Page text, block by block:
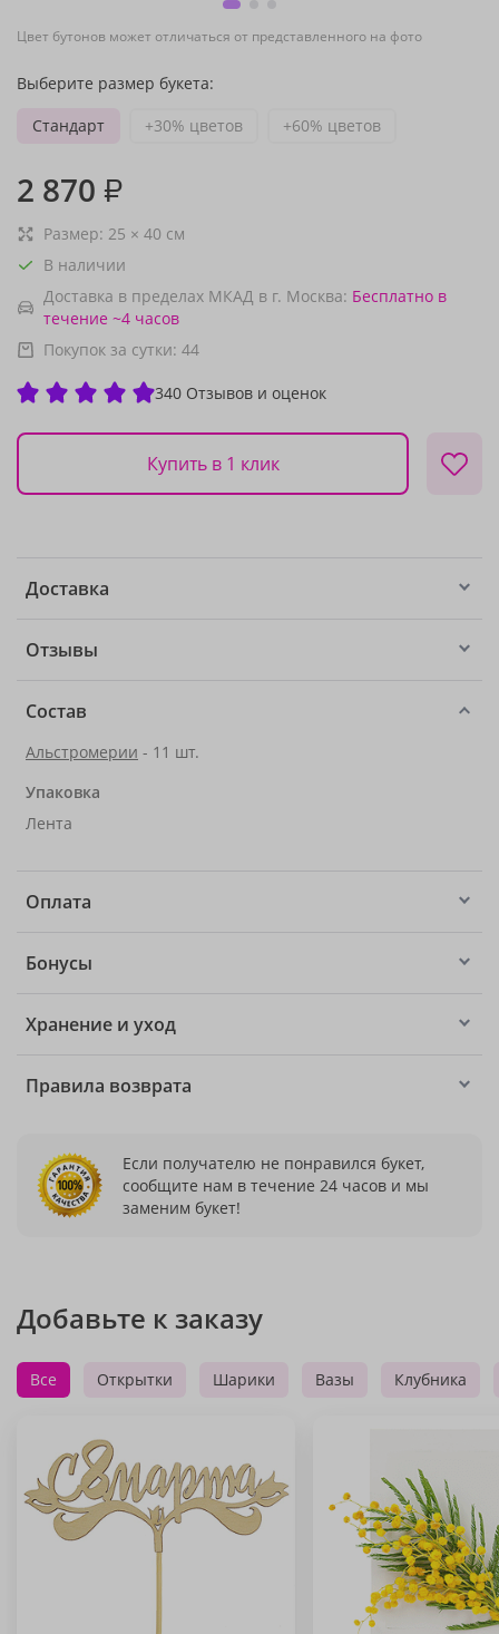
Цвет бутонов может отличаться от представленного на фото
Выберите размер букета:
Стандарт
+30% цветов +60% цветов
2 870 ₽
Размер: 25 × 40 см
В наличии
Доставка в пределах МКАД в г. Москва: Бесплатно в
течение ~4 часов
Покупок за сутки: 44
340 Отзывов и оценок
Купить в 1 клик
Доставка
Отзывы
Состав
Альстромерии - 11 шт.
Упаковка
Лента
Оплата
Бонусы
Хранение и уход
Правила возврата
Если получателю не понравился букет,
сообщите нам в течение 24 часов и мы
заменим букет!
Добавьте к заказу
Все Открытки Шарики Вазы Клубника